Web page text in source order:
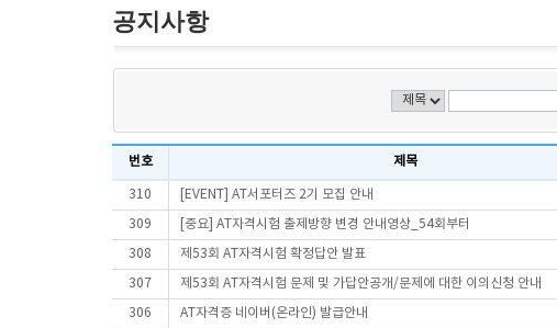
공지사항
번호 제목
310 [EVENT] AT서포터즈 2기 모집 안내
309 [중요] AT자격시험 출제방향 변경 안내영상_54회부터
308 제53회 AT자격시험 확정답안 발표
307 제53회 AT자격시험 문제 및 가답안공개/문제에 대한 이의신청 안내
306 AT자격증 네이버(온라인) 발급안내